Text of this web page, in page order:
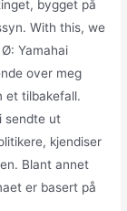
bygget på
With this, we
Yamahai
over meg
et tilbakefall.
sendte ut
kjendiser
Blant annet
er basert på